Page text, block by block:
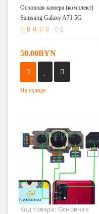
камера (комплект)
Samsung Galaxy A71 5G
(A716) Американская
Основная камера (комплект)
Samsung Galaxy A71 5G
(A716) Американская версия
0
50.00BYN
На складе
Код товара: Основная